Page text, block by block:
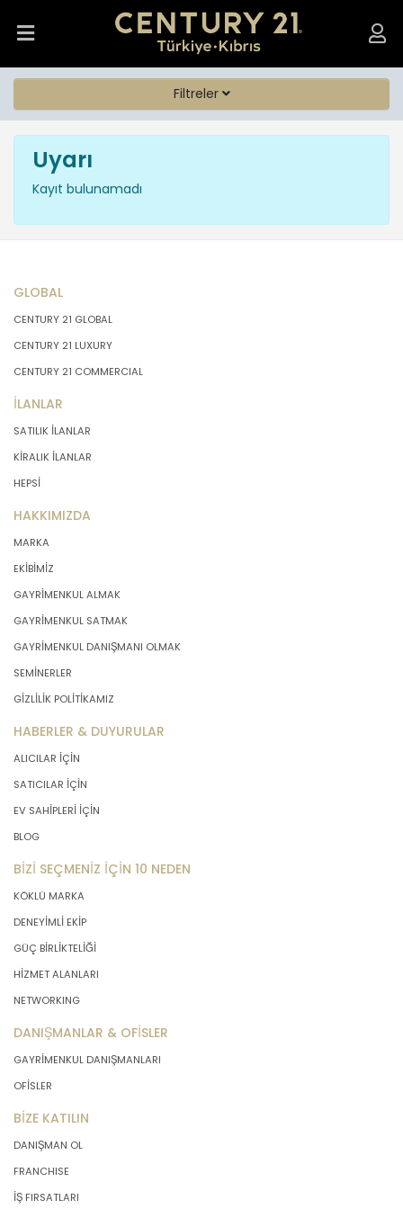
Filtreler
Uyarı
Kayıt bulunamadı
GLOBAL
CENTURY 21 GLOBAL
CENTURY 21 LUXURY
CENTURY 21 COMMERCIAL
İLANLAR
SATILIK İLANLAR
KİRALIK İLANLAR
HEPSİ
HAKKIMIZDA
MARKA
EKİBİMİZ
GAYRİMENKUL ALMAK
GAYRİMENKUL SATMAK
GAYRİMENKUL DANIŞMANI OLMAK
SEMİNERLER
GİZLİLİK POLİTİKAMIZ
HABERLER & DUYURULAR
ALICILAR İÇİN
SATICILAR İÇİN
EV SAHİPLERİ İÇİN
BLOG
BİZİ SEÇMENİZ İÇİN 10 NEDEN
KÖKLÜ MARKA
DENEYİMLİ EKİP
GÜÇ BİRLİKTELİĞİ
HİZMET ALANLARI
NETWORKING
DANIŞMANLAR & OFİSLER
GAYRİMENKUL DANIŞMANLARI
OFİSLER
BİZE KATILIN
DANIŞMAN OL
FRANCHISE
İŞ FIRSATLARI